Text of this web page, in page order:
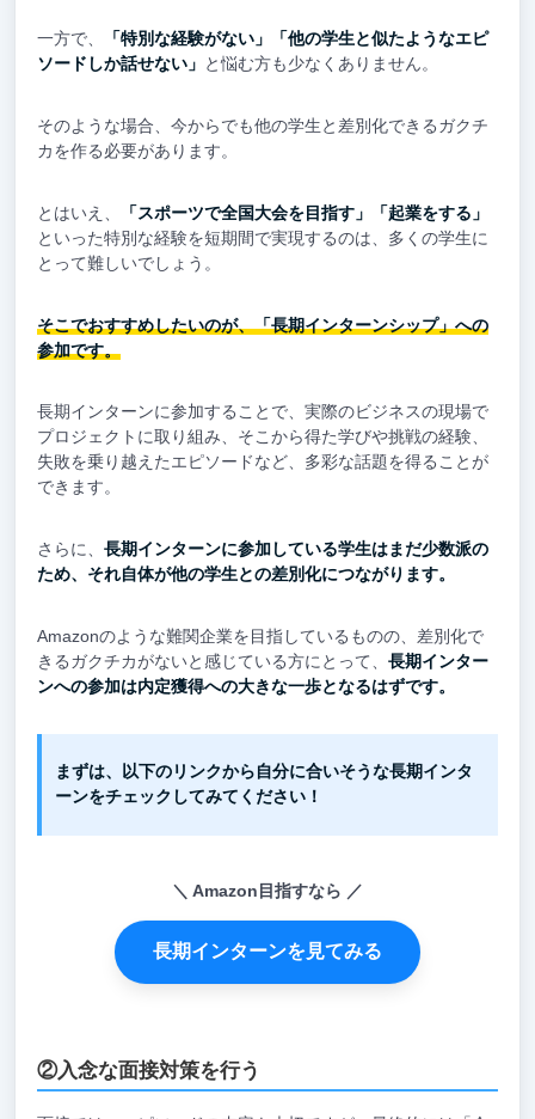
一方で、
「特別な経験がない」「他の学生と似たようなエピ
ソードしか話せない」 と悩む方も少なくありません。
そのような場合、今からでも他の学生と差別化できるガクチ
カを作る必要があります。
とはいえ、
「スポーツで全国大会を目指す」「起業をする」
といった特別な経験を短期間で実現するのは、多くの学生に
とって難しいでしょう。
そこでおすすめしたいのが、「長期インターンシップ」への
参加です。
長期インターンに参加することで、実際のビジネスの現場で
プロジェクトに取り組み、そこから得た学びや挑戦の経験、
失敗を乗り越えたエピソードなど、多彩な話題を得ることが
できます。
さらに、 長期インターンに参加している学生はまだ少数派の
ため、それ自体が他の学生との差別化につながります。
Amazonのような難関企業を目指しているものの、差別化で
きるガクチカがないと感じている方にとって、 長期インター
ンへの参加は内定獲得への大きな一歩となるはずです。
まずは、以下のリンクから自分に合いそうな長期インタ
ーンをチェックしてみてください！
Amazon目指すなら
長期インターンを見てみる
②入念な面接対策を行う